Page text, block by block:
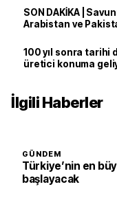
SON DAKİKA |
Arabistan ve
100 yıl sonra tarihi
üretici konuma
İlgili Haberler
GÜNDEM
Türkiye’nin en
başlayacak